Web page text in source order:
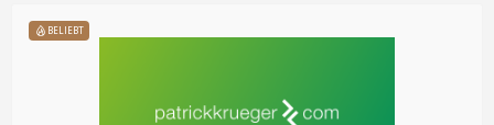
BELIEBT